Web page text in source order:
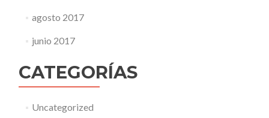
agosto 2017
junio 2017
CATEGORÍAS
Uncategorized